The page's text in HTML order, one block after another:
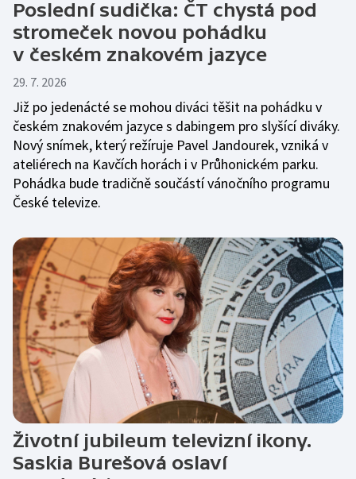
Poslední sudička: ČT chystá pod
stromeček novou pohádku
v českém znakovém jazyce
29. 7. 2026
Již po jedenácté se mohou diváci těšit na pohádku v
českém znakovém jazyce s dabingem pro slyšící diváky.
Nový snímek, který režíruje Pavel Jandourek, vzniká v
ateliérech na Kavčích horách i v Průhonickém parku.
Pohádka bude tradičně součástí vánočního programu
České televize.
Životní jubileum televizní ikony.
Saskia Burešová oslaví